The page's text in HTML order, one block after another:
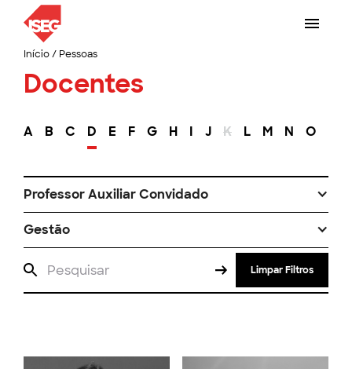
Início/ Pessoas
Docentes
A B C D E F G H I J K L M N O
Professor Auxiliar Convidado
Gestão
Limpar Filtros